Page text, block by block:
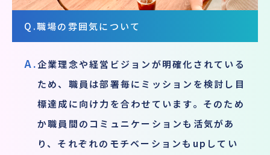
Q.職場の雰囲気について
A.企業理念や経営ビジョンが明確化されている
ため、職員は部署毎にミッションを検討し目
標達成に向け力を合わせています。そのため
か職員間のコミュニケーションも活気があ
り、それぞれのモチベーションもupしてい